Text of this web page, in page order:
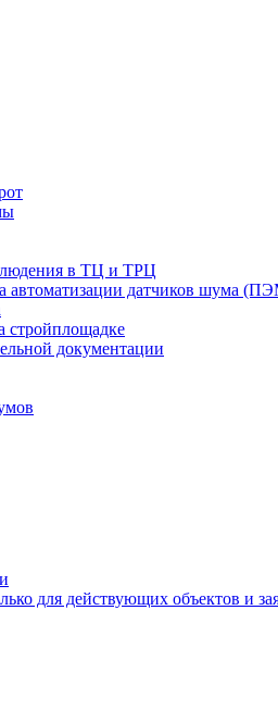
в ТЦ и ТРЦ
автоматизации датчиков шума
стройплощадке
документации
для действующих объектов и